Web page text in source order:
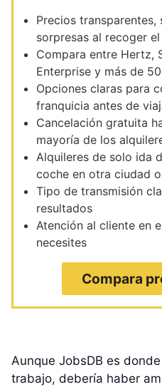
Precios
sorpresas al recoger
Compara entre Hertz,
Enterprise y más de
Opciones claras para
franquicia antes de
Cancelación gratuita
mayoría de los
Alquileres de solo ida
coche en otra ciudad
Tipo de transmisión
resultados
Atención al cliente en
necesites
Compara
Aunque JobsDB es
trabajo, debería haber